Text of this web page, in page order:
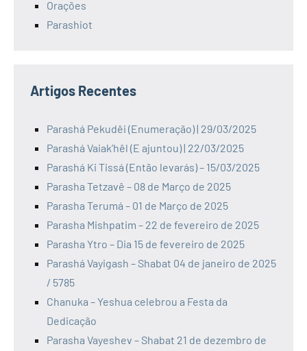
Orações
Parashiot
Artigos Recentes
Parashá Pekudêi (Enumeração) | 29/03/2025
Parashá Vaiak’hêl (E ajuntou) | 22/03/2025
Parashá Ki Tissá (Então levarás) – 15/03/2025
Parasha Tetzavê – 08 de Março de 2025
Parasha Terumá – 01 de Março de 2025
Parasha Mishpatim – 22 de fevereiro de 2025
Parasha Ytro – Dia 15 de fevereiro de 2025
Parashá Vayigash – Shabat 04 de janeiro de 2025
/ 5785
Chanuka – Yeshua celebrou a Festa da
Dedicação
Parasha Vayeshev – Shabat 21 de dezembro de